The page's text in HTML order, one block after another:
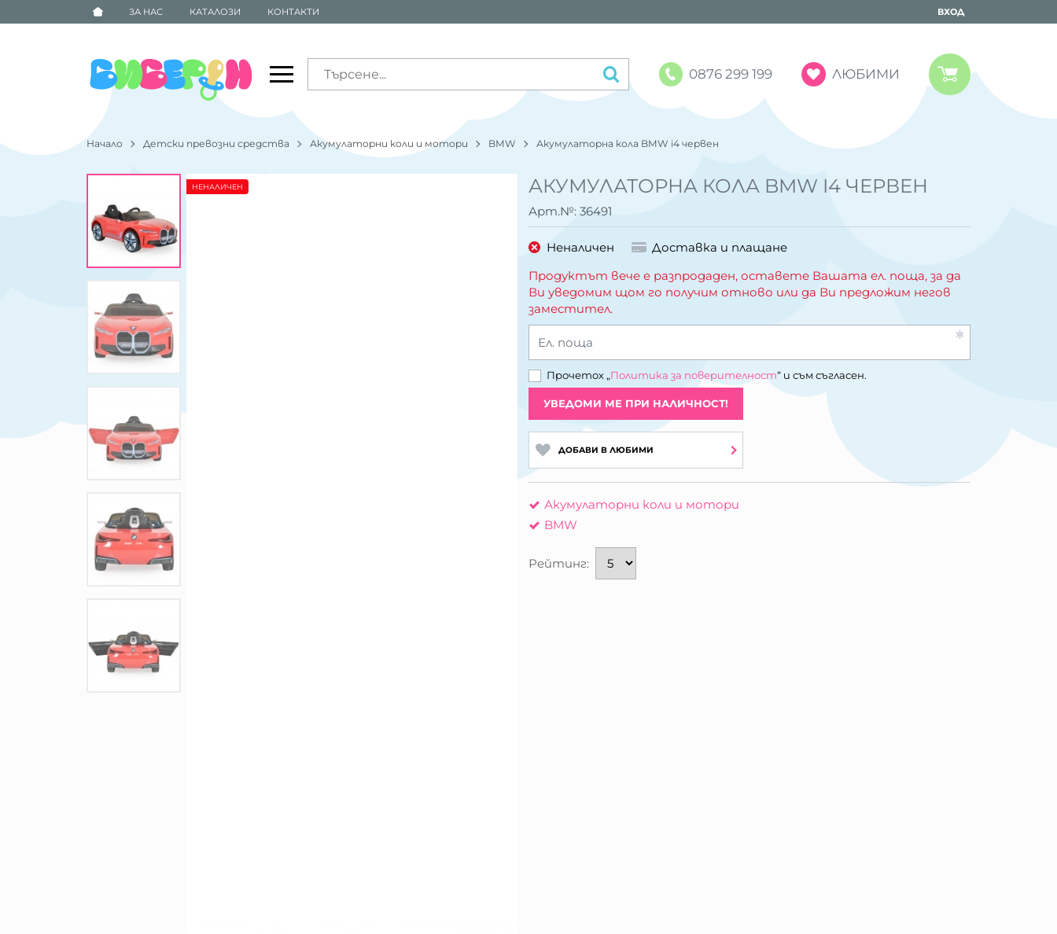
ЗА НАС КАТАЛОЗИ КОНТАКТИ ВХОД
0876 299 199 ЛЮБИМИ
Начало Детски превозни средства Акумулаторни коли и мотори BMW Акумулаторна кола BMW i4 червен
АКУМУЛАТОРНА КОЛА BMW I4 ЧЕРВЕН
Арт.№: 36491
НЕНАЛИЧЕН
Неналичен
Доставка и плащане
Продуктът вече е разпродаден, оставете Вашата ел. поща, за да
Ви уведомим щом го получим отново или да Ви предложим негов
заместител.
Ел. поща
Прочетох „Политика за поверителност“ и съм съгласен.
УВЕДОМИ МЕ ПРИ НАЛИЧНОСТ!
ДОБАВИ В ЛЮБИМИ
Акумулаторни коли и мотори
BMW
Рейтинг: